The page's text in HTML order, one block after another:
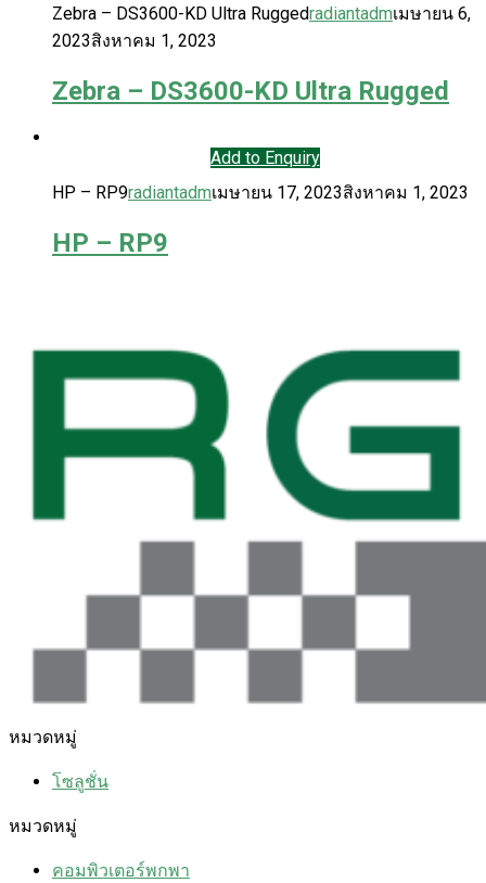
Zebra – DS3600-KD Ultra Ruggedradiantadmเมษายน 6,
2023สิงหาคม 1, 2023
Zebra – DS3600-KD Ultra Rugged
Add to Enquiry
HP – RP9radiantadmเมษายน 17, 2023สิงหาคม 1, 2023
HP – RP9
หมวดหมู่
โซลูชั่น
หมวดหมู่
คอมพิวเตอร์พกพา